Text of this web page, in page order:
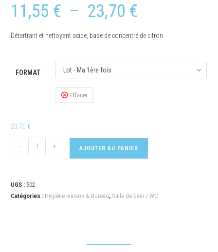
11,55 € – 23,70 €
Détartrant et nettoyant acide, base de concentré de citron
FORMAT Lot - Ma 1ère fois
Effacer
23,70 €
- + AJOUTER AU PANIER
UGS : 502
Catégories : Hygiène maison & Bureau, Salle de bain / WC